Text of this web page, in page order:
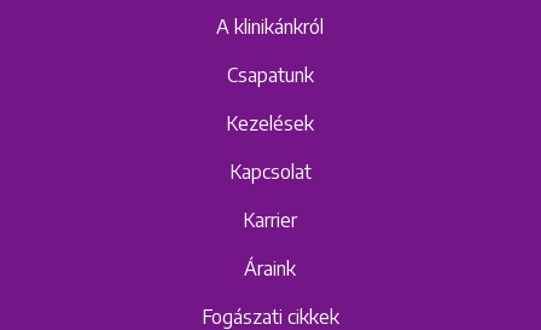
A klinikánkról
Csapatunk
Kezelések
Kapcsolat
Karrier
Áraink
Fogászati cikkek